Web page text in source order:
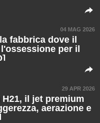
04 MAG 2026
fabbrica dove il
per il
29 APR 2026
il jet premium
aerazione e